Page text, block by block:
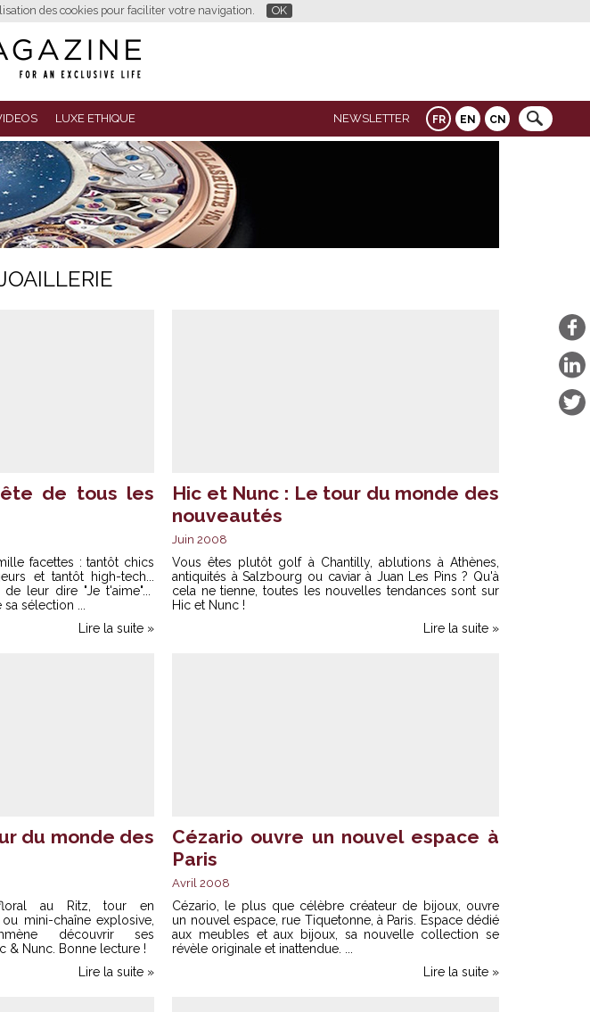
des cookies pour faciliter votre navigation. OK
FR EN CN
LUXE ETHIQUE NEWSLETTER
de tous les
facettes : tantôt chics
et tantôt high-tech...
leur dire "Je t'aime"...
sélection ...
Lire la suite »
Hic et Nunc : Le tour du monde des
nouveautés
Juin 2008
Vous êtes plutôt golf à Chantilly, ablutions à Athènes,
antiquités à Salzbourg ou caviar à Juan Les Pins ? Qu'à
cela ne tienne, toutes les nouvelles tendances sont sur
Hic et Nunc !
Lire la suite »
du monde des
au Ritz, tour en
mini-chaîne explosive,
découvrir ses
& Nunc. Bonne lecture !
Lire la suite »
Cézario ouvre un nouvel espace à
Paris
Avril 2008
Cézario, le plus que célèbre créateur de bijoux, ouvre
un nouvel espace, rue Tiquetonne, à Paris. Espace dédié
aux meubles et aux bijoux, sa nouvelle collection se
révèle originale et inattendue. ...
Lire la suite »